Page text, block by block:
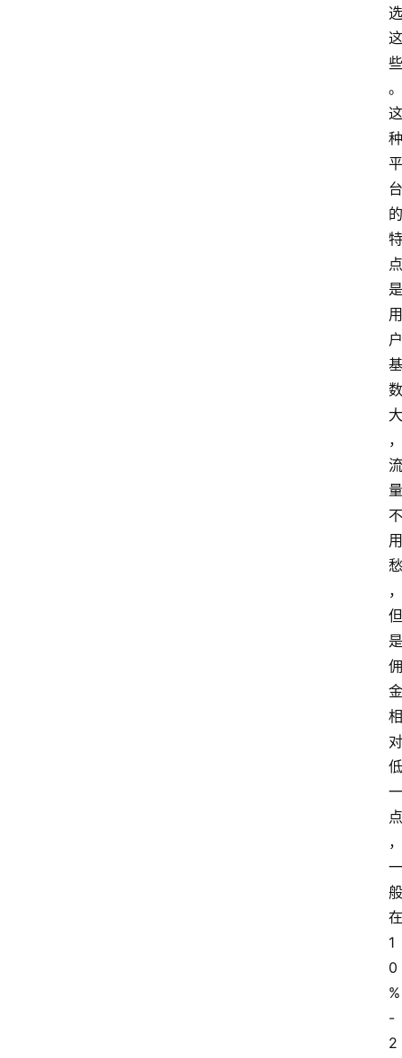
选
这
些
。
这
种
平
台
的
特
点
是
用
户
基
数
大
，
流
量
不
用
愁
，
但
是
佣
金
相
对
低
一
点
，
一
般
在
1
0
%
-
2